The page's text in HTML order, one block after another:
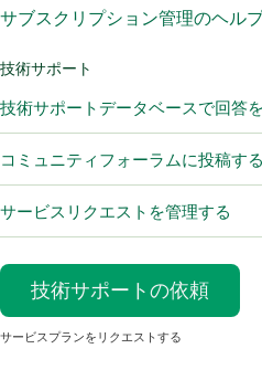
サブスクリプション管理のヘル
技術サポート
技術サポートデータベースで回答
コミュニティフォーラムに投稿する
サービスリクエストを管理する
技術サポートの依頼
サービスプランをリクエストする